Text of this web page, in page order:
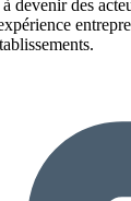
devenir des